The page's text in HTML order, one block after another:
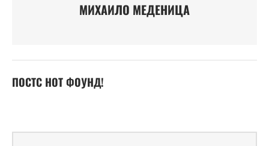
МИХАИЛО МЕДЕНИЦА
ПОСТС НОТ ФОУНД!